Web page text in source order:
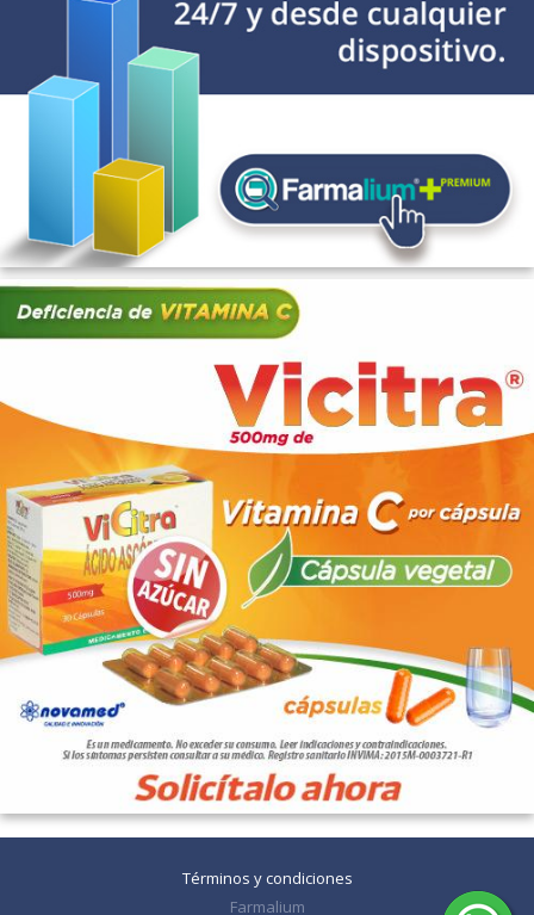
Términos y condiciones
Farmalium